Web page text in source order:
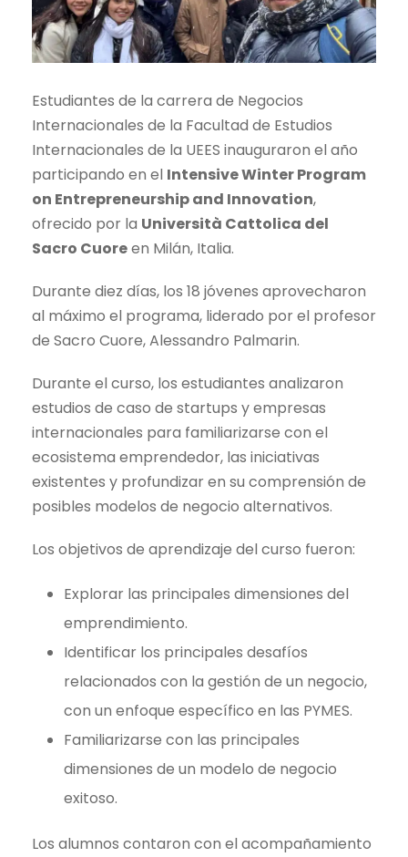
Estudiantes de la carrera de Negocios
Internacionales de la Facultad de Estudios
Internacionales de la UEES inauguraron el año
participando en el Intensive Winter Program
on Entrepreneurship and Innovation,
ofrecido por la Università Cattolica del
Sacro Cuoreen Milán, Italia.
Durante diez días, los 18 jóvenes aprovecharon
al máximo el programa, liderado por el profesor
de Sacro Cuore, Alessandro Palmarin.
Durante el curso, los estudiantes analizaron
estudios de caso de startups y empresas
internacionales para familiarizarse con el
ecosistema emprendedor, las iniciativas
existentes y profundizar en su comprensión de
posibles modelos de negocio alternativos.
Los objetivos de aprendizaje del curso fueron:
Explorar las principales dimensiones del
emprendimiento.
Identificar los principales desafíos
relacionados con la gestión de un negocio,
con un enfoque específico en las PYMES.
Familiarizarse con las principales
dimensiones de un modelo de negocio
exitoso.
Los alumnos contaron con el acompañamiento